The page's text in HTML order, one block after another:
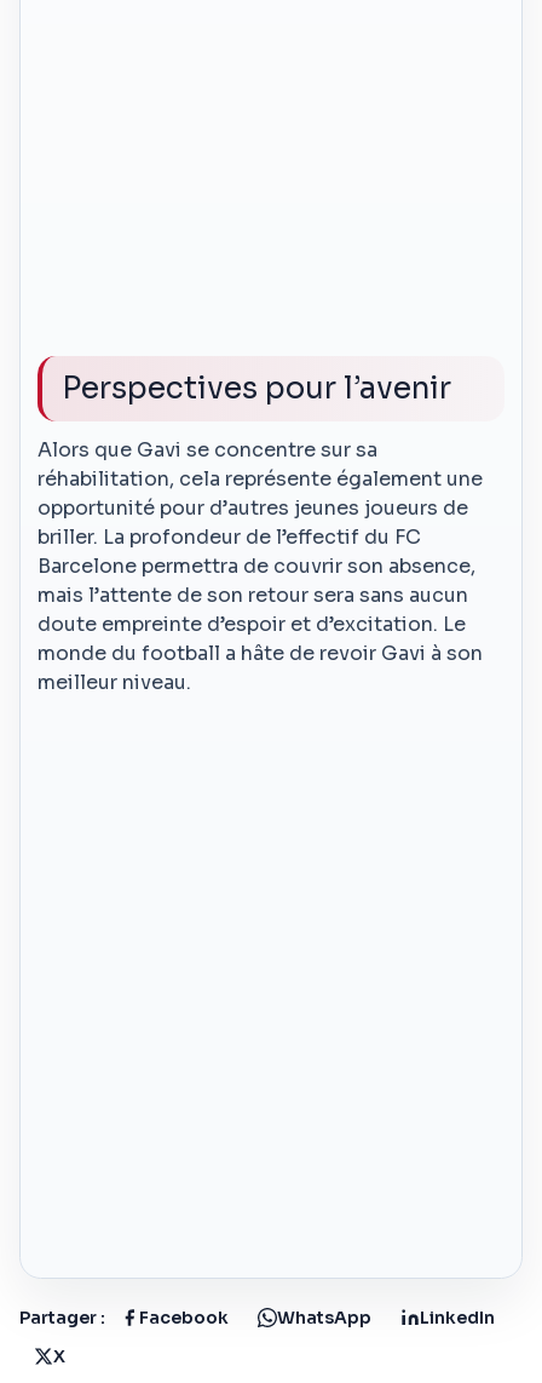
Perspectives pour l’avenir
Alors que Gavi se concentre sur sa
réhabilitation, cela représente également une
opportunité pour d’autres jeunes joueurs de
briller. La profondeur de l’effectif du FC
Barcelone permettra de couvrir son absence,
mais l’attente de son retour sera sans aucun
doute empreinte d’espoir et d’excitation. Le
monde du football a hâte de revoir Gavi à son
meilleur niveau.
Partager : Facebook WhatsApp
LinkedIn
X